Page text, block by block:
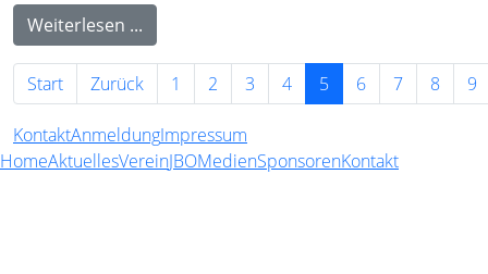
Weiterlesen ...
Start Zurück 1 2 3 4 5 6 7 8 9
KontaktAnmeldungImpressum
HomeAktuellesVereinJBOMedienSponsorenKontakt